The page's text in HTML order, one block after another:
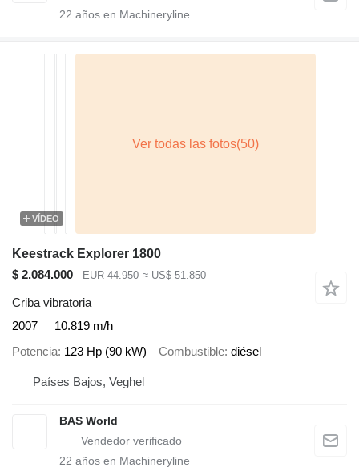
22 años en Machineryline
VÍDEO
Keestrack Explorer 1800
$ 2.084.000
EUR 44.950 ≈ US$ 51.850
Criba vibratoria
2007
10.819 m/h
Potencia 123 Hp (90 kW) Combustible diésel
Países Bajos, Veghel
BAS World
22 años en Machineryline